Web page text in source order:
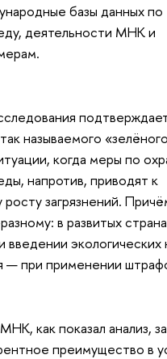
базы данных по
деятельности МНК и
называемого «зелёного
когда меры по
напротив, приводят к
загрязнений.
в развитых
введении экологических
— при применении
как показал анализ,
преимущество в